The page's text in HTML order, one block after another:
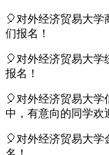
🎈对外经济贸易大
们报名！
🎈对外经济贸易大
报名！
🎈对外经济贸易大
中，有意向的同学欢
🎈对外经济贸易大